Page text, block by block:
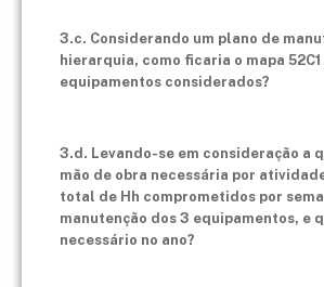
3.c. Considerando um plano de
hierarquia, como ficaria o mapa
equipamentos considerados?
3.d. Levando-se em consideração a
mão de obra necessária por
total de Hh comprometidos por
manutenção dos 3 equipamentos, e
necessário no ano?